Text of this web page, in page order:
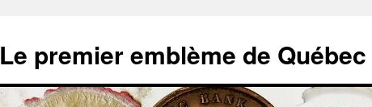
contenu
Le premier emblème de Québec